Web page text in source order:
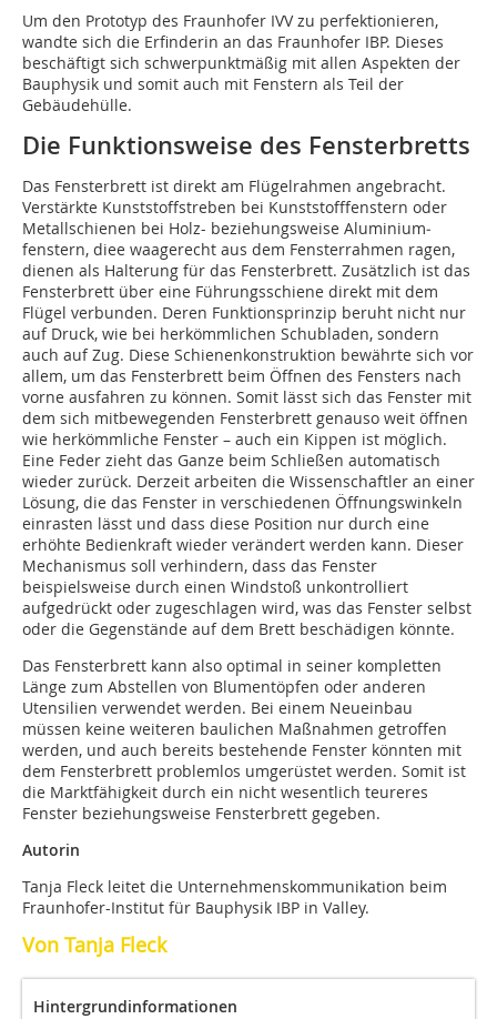
Um den Prototyp des Fraunhofer IVV zu perfektionieren,
wandte sich die Erfinderin an das Fraunhofer IBP. Dieses
beschäftigt sich schwerpunktmäßig mit allen Aspekten der
Bauphysik und somit auch mit Fenstern als Teil der
Gebäudehülle.
Die Funktionsweise des Fensterbretts
Das Fensterbrett ist direkt am Flügelrahmen angebracht.
Verstärkte Kunststoffstreben bei Kunst­stofffenstern oder
Metallschienen bei Holz- beziehungsweise Alumini­um­
fenstern, diee waagerecht aus dem Fenster­rahmen ragen,
dienen als Halterung für das Fensterbrett. Zusätzlich ist das
Fensterbrett über eine Führungs­schiene direkt mit dem
Flügel verbunden. Deren Funktionsprinzip beruht nicht nur
auf Druck, wie bei herkömmlichen Schubladen, sondern
auch auf Zug. Diese Schienenkonstruktion bewährte sich vor
allem, um das Fensterbrett beim Öffnen des Fensters nach
vorne ausfahren zu können. Somit lässt sich das Fenster mit
dem sich mitbewegenden Fensterbrett genauso weit öffnen
wie herkömmliche Fenster – auch ein Kippen ist möglich.
Eine Feder zieht das Ganze beim Schließen automatisch
wieder zurück. Derzeit arbeiten die Wissenschaftler an einer
Lösung, die das Fenster in verschiedenen Öffnungswinkeln
einrasten lässt und dass diese Position nur durch eine
erhöhte Bedienkraft wieder verändert werden kann. Dieser
Mechanismus soll verhindern, dass das Fenster
beispielsweise durch einen Windstoß unkontrolliert
aufgedrückt oder zugeschlagen wird, was das Fenster selbst
oder die Gegenstände auf dem Brett beschädigen könnte.
Das Fensterbrett kann also optimal in seiner kompletten
Länge zum Abstellen von Blumentöpfen oder anderen
Utensilien verwendet werden. Bei einem Neueinbau
müssen keine weiteren baulichen Maßnahmen getroffen
werden, und auch bereits bestehende Fenster könnten mit
dem Fensterbrett problemlos umgerüstet werden. Somit ist
die Marktfähigkeit durch ein nicht wesentlich teureres
Fenster beziehungsweise Fensterbrett gegeben.
Autorin
Tanja Fleck leitet die Unternehmenskommunikation beim
Fraunhofer-Institut für Bauphysik IBP in Valley.
Von Tanja Fleck
Hintergrundinformationen